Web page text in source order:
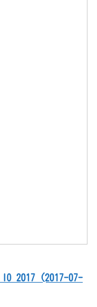
2017 (2017-07-